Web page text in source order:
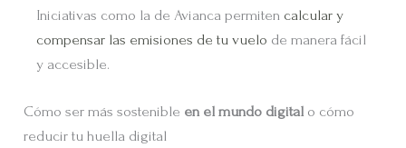
Iniciativas como la de Avianca permiten calcular y
compensar las emisiones de tu vuelo de manera fácil
y accesible.
Cómo ser más sostenible en el mundo digital o cómo
reducir tu huella digital